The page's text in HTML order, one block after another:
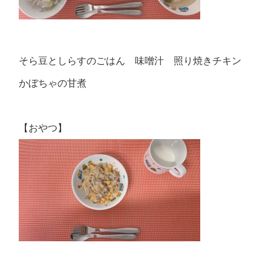
そら豆としらすのごはん 味噌汁 照り焼きチキン
かぼちゃの甘煮
【おやつ】